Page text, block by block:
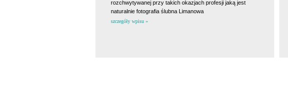
rozchwytywanej przy takich okazjach profesji jaką jest
naturalnie fotografia ślubna Limanowa
szczegóły wpisu »